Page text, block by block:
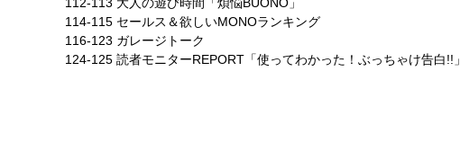
114-115 セールス＆欲しいMONOランキング
116-123 ガレージトーク
124-125 読者モニターREPORT「使ってわかった！ぶっちゃけ告白!!」